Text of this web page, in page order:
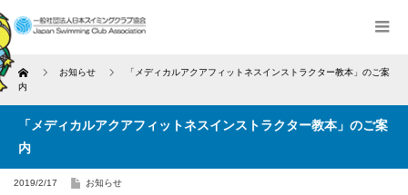
Home お知らせ
「メディカルアクアフィットネスインストラクター教本」のご案
内
「メディカルアクアフィットネスインストラクター教本」のご案
内
2019/2/17 お知らせ